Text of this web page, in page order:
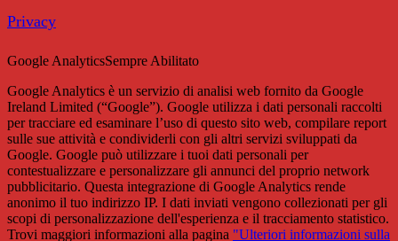
Privacy
Google AnalyticsSempre Abilitato
Google Analytics è un servizio di analisi web fornito da Google
Ireland Limited (“Google”). Google utilizza i dati personali raccolti
per tracciare ed esaminare l’uso di questo sito web, compilare report
sulle sue attività e condividerli con gli altri servizi sviluppati da
Google. Google può utilizzare i tuoi dati personali per
contestualizzare e personalizzare gli annunci del proprio network
pubblicitario. Questa integrazione di Google Analytics rende
anonimo il tuo indirizzo IP. I dati inviati vengono collezionati per gli
scopi di personalizzazione dell'esperienza e il tracciamento statistico.
Trovi maggiori informazioni alla pagina "Ulteriori informazioni sulla